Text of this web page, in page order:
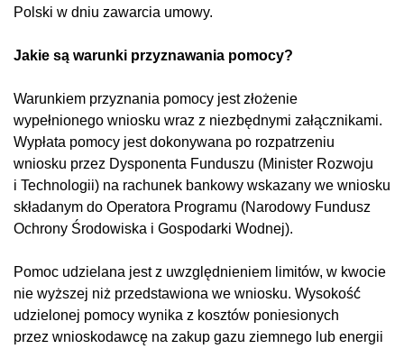
Polski w dniu zawarcia umowy.
Jakie są warunki przyznawania pomocy?
Warunkiem przyznania pomocy jest złożenie
wypełnionego wniosku wraz z niezbędnymi załącznikami.
Wypłata pomocy jest dokonywana po rozpatrzeniu
wniosku przez Dysponenta Funduszu (Minister Rozwoju
i Technologii) na rachunek bankowy wskazany we wniosku
składanym do Operatora Programu (Narodowy Fundusz
Ochrony Środowiska i Gospodarki Wodnej).
Pomoc udzielana jest z uwzględnieniem limitów, w kwocie
nie wyższej niż przedstawiona we wniosku. Wysokość́
udzielonej pomocy wynika z kosztów poniesionych
przez wnioskodawcę na zakup gazu ziemnego lub energii